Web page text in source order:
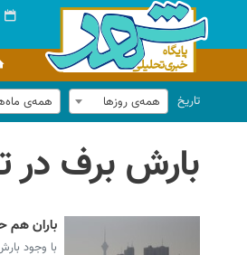
تاریخ
همه‌ی روزها همه‌ی
بارش برف در
باران هم